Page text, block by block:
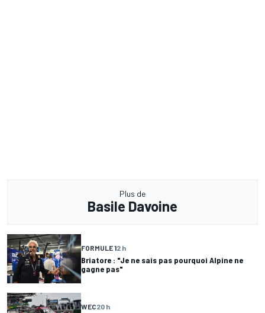
Plus de
Basile Davoine
FORMULE 12 h
Briatore : "Je ne sais pas pourquoi Alpine ne
gagne pas"
WEC20 h